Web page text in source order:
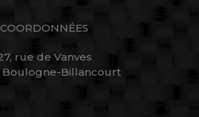
COORDONNÉES
rue de Vanves
Boulogne-Billancourt